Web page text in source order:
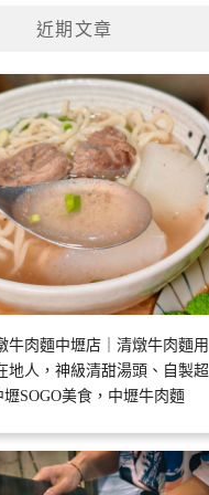
近期文章
牛肉麵中壢店｜清燉牛肉麵用
地人，神級清甜湯頭、自製超
SOGO美食，中壢牛肉麵